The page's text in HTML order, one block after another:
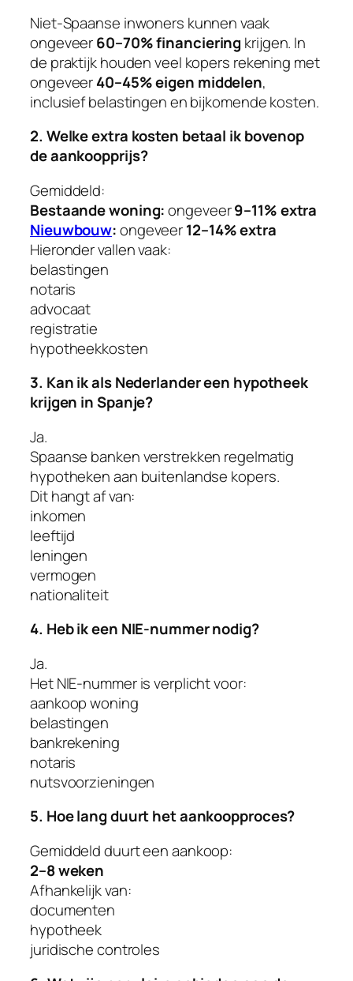
Niet-Spaanse inwoners kunnen vaak
ongeveer60–70% financiering krijgen. In
de praktijk houden veel kopers rekening met
ongeveer40–45% eigen middelen,
inclusief belastingen en bijkomende kosten.
2. Welke extra kosten betaal ik bovenop
de aankoopprijs?
Gemiddeld:
Bestaande woning:ongeveer9–11% extra
Nieuwbouw:ongeveer12–14% extra
Hieronder vallen vaak:
belastingen
notaris
advocaat
registratie
hypotheekkosten
3. Kan ik als Nederlander een hypotheek
krijgen in Spanje?
Ja.
Spaanse banken verstrekken regelmatig
hypotheken aan buitenlandse kopers.
Dit hangt af van:
inkomen
leeftijd
leningen
vermogen
nationaliteit
4. Heb ik een NIE-nummer nodig?
Ja.
Het NIE-nummer is verplicht voor:
aankoop woning
belastingen
bankrekening
notaris
nutsvoorzieningen
5. Hoe lang duurt het aankoopproces?
Gemiddeld duurt een aankoop:
2–8 weken
Afhankelijk van:
documenten
hypotheek
juridische controles